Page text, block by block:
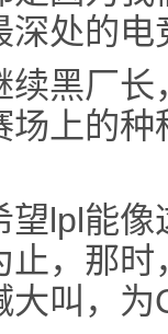
深处的电
续黑厂
场上的
望lpl能
止，那
大叫，